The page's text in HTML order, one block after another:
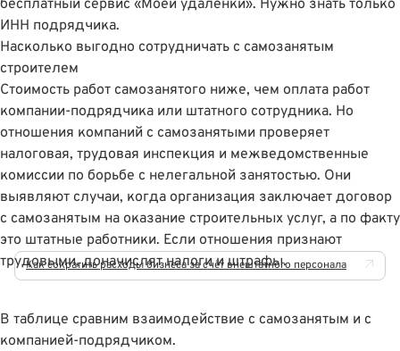
бесплатный сервис «Моей удалёнки». Нужно знать только
ИНН подрядчика.
Насколько выгодно сотрудничать с самозанятым
строителем
Стоимость работ самозанятого ниже, чем оплата работ
компании-подрядчика или штатного сотрудника. Но
отношения компаний с самозанятыми проверяет
налоговая, трудовая инспекция и межведомственные
комиссии по борьбе с нелегальной занятостью. Они
выявляют случаи, когда организация заключает договор
с самозанятым на оказание строительных услуг, а по факту
это штатные работники. Если отношения признают
трудовыми, доначислят налоги и штрафы.
Как сократить расходы бизнеса за счёт внештатного персонала
В таблице сравним взаимодействие с самозанятым и с
компанией-подрядчиком.